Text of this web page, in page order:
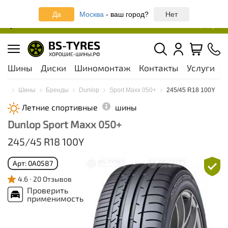
Записаться онлайн на шиномонтаж
Да Москва - ваш город? Нет
Шины Диски Шиномонтаж Контакты Услуги
Шины Бренды Dunlop Sport Maxx 050+ 245/45 R18 100Y
Летние спортивные шины
Dunlop Sport Maxx 050+
245/45 R18 100Y
Арт: 0A0587
4.6
20 Отзывов
Проверить
применимость